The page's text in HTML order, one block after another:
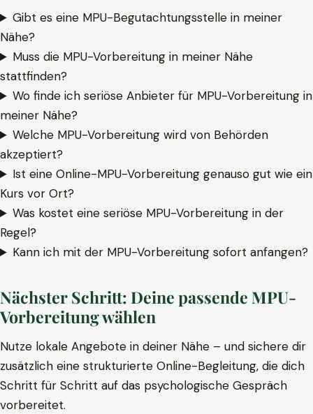
Gibt es eine MPU-Begutachtungsstelle in meiner
Nähe?
Muss die MPU-Vorbereitung in meiner Nähe
stattfinden?
Wo finde ich seriöse Anbieter für MPU-Vorbereitung in
meiner Nähe?
Welche MPU-Vorbereitung wird von Behörden
akzeptiert?
Ist eine Online-MPU-Vorbereitung genauso gut wie ein
Kurs vor Ort?
Was kostet eine seriöse MPU-Vorbereitung in der
Regel?
Kann ich mit der MPU-Vorbereitung sofort anfangen?
Nächster Schritt: Deine passende MPU-
Vorbereitung wählen
Nutze lokale Angebote in deiner Nähe – und sichere dir
zusätzlich eine strukturierte Online-Begleitung, die dich
Schritt für Schritt auf das psychologische Gespräch
vorbereitet.